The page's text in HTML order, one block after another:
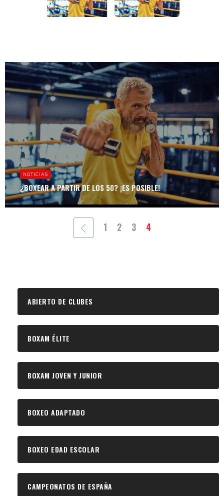
NOTICIAS
¿BOXEAR A PARTIR DE LOS 50? ¡ES POSIBLE!
1 2 3 4
ABIERTO DE CLUBES
BOXAM ÉLITE
BOXAM JOVEN Y JUNIOR
BOXEO ADAPTADO
BOXEO EDAD ESCOLAR
CAMPEONATOS DE ESPAÑA